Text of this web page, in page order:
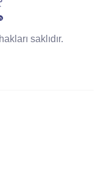
saklıdır.